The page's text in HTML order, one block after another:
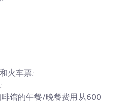
火车票;
馆的午餐/晚餐费用从600